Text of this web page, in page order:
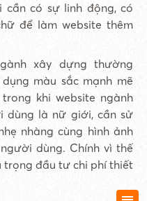
có sự linh động, có
để làm website thêm
xây dựng thường
màu sắc mạnh mẽ
khi website ngành
dùng là nữ giới, cần sử
nhàng cùng hình ảnh
dùng. Chính vì thế
trọng đầu tư chi phí thiết